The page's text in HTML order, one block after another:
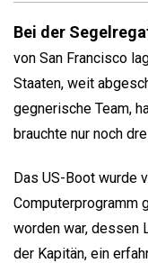
Bei der
von San Francisco
Staaten, weit
gegnerische Team,
brauchte nur noch
Das US-Boot wurde
Computerprogramm
worden war, dessen
der Kapitän, ein